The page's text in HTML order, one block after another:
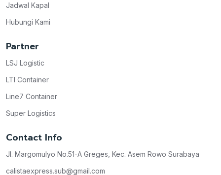
Jadwal Kapal
Hubungi Kami
Partner
LSJ Logistic
LTI Container
Line7 Container
Super Logistics
Contact Info
Jl. Margomulyo No.51-A Greges, Kec. Asem Rowo Surabaya
calistaexpress.sub@gmail.com